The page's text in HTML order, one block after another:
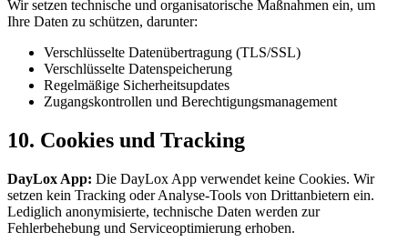
Wir setzen technische und organisatorische Maßnahmen ein, um
Ihre Daten zu schützen, darunter:
Verschlüsselte Datenübertragung (TLS/SSL)
Verschlüsselte Datenspeicherung
Regelmäßige Sicherheitsupdates
Zugangskontrollen und Berechtigungsmanagement
10. Cookies und Tracking
DayLox App: Die DayLox App verwendet keine Cookies. Wir
setzen kein Tracking oder Analyse-Tools von Drittanbietern ein.
Lediglich anonymisierte, technische Daten werden zur
Fehlerbehebung und Serviceoptimierung erhoben.